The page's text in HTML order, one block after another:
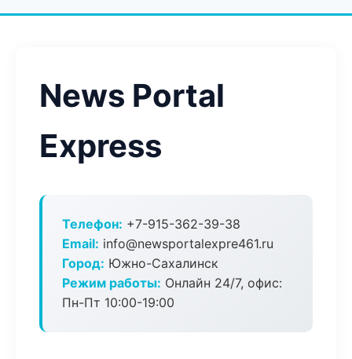
News Portal
Express
Телефон: +7-915-362-39-38
Email: info@newsportalexpre461.ru
Город: Южно-Сахалинск
Режим работы: Онлайн 24/7, офис:
Пн-Пт 10:00-19:00